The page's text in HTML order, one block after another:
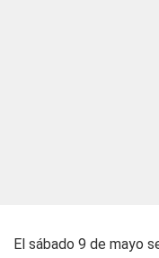
El sábado 9 de mayo